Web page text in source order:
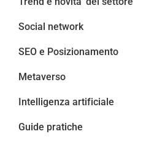
Social network
SEO e Posizionamento
Metaverso
Intelligenza artificiale
Guide pratiche